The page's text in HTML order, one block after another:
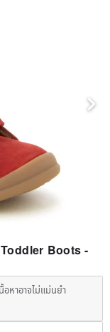
Boots -
หาอาจไม่แม่นยำ